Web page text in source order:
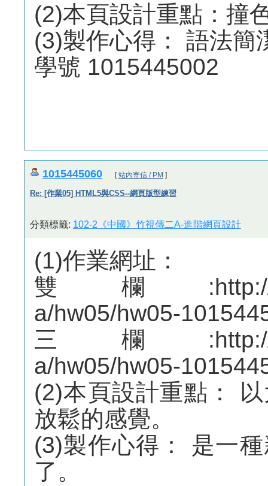
(2)本頁設計重點：撞
(3)製作心得： 語法簡
學號 1015445002
1015445060 [站內寄信 / PM ]
Re: [作業05] HTML5與CSS--網頁版型練習
分類標籤: 102-2《中國》竹視傳二A-進階網頁設計
(1)作業網址：
雙欄:http://
a/hw05/hw05-
三欄:http://
a/hw05/hw05-
(2)本頁設計重點：
放鬆的感覺。
(3)製作心得： 是一
了。